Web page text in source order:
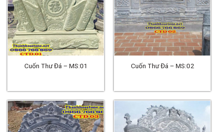
Cuốn Thư Đá – MS:01 Cuốn Thư Đá – MS:02